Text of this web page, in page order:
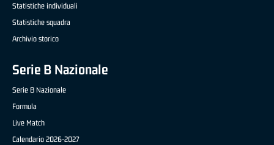
Statistiche individuali
Statistiche squadra
Archivio storico
Serie B Nazionale
Serie B Nazionale
Formula
Live Match
Calendario 2026-2027